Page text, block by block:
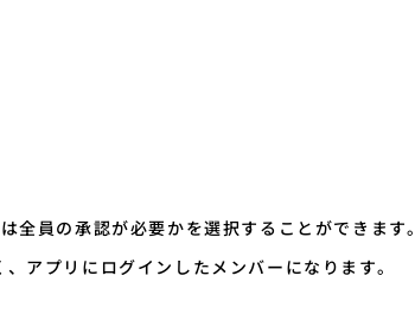
員の承認が必要かを選択することができます。
アプリにログインしたメンバーになります。